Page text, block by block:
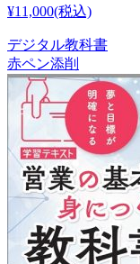
¥11,000(税込)
デジタル教科書
赤ペン添削